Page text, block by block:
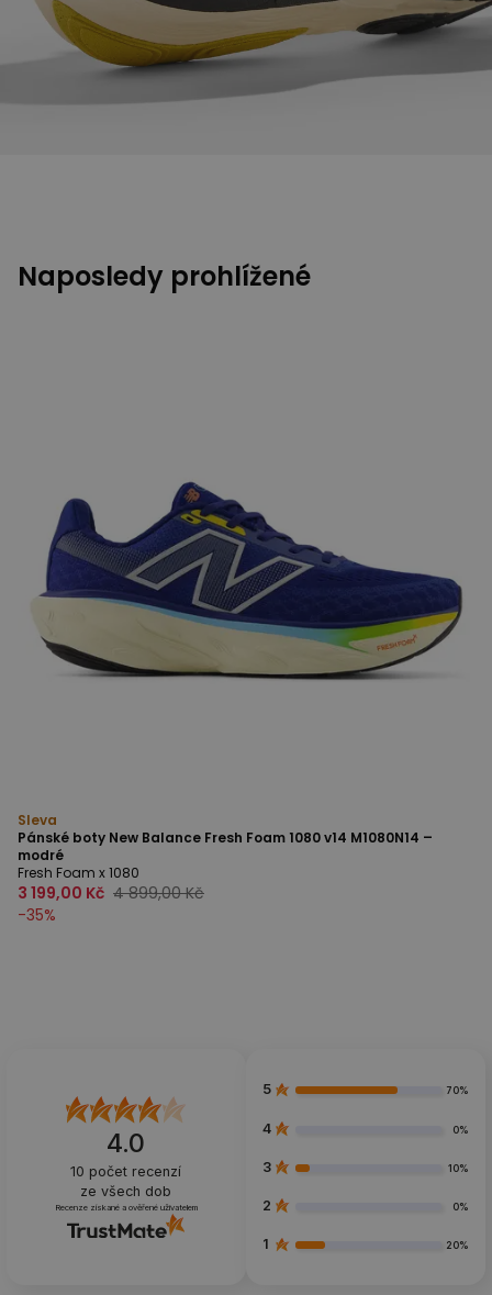
Naposledy prohlížené
Sleva
Pánské boty New Balance Fresh Foam 1080 v14 M1080N14 –
modré
Fresh Foam x 1080
3 199,00 Kč 4 899,00 Kč
-35%
4.0
10 počet recenzí
ze všech dob
Recenze získané a ověřené uživatelem
5 70%
4 0%
3 10%
2 0%
1 20%